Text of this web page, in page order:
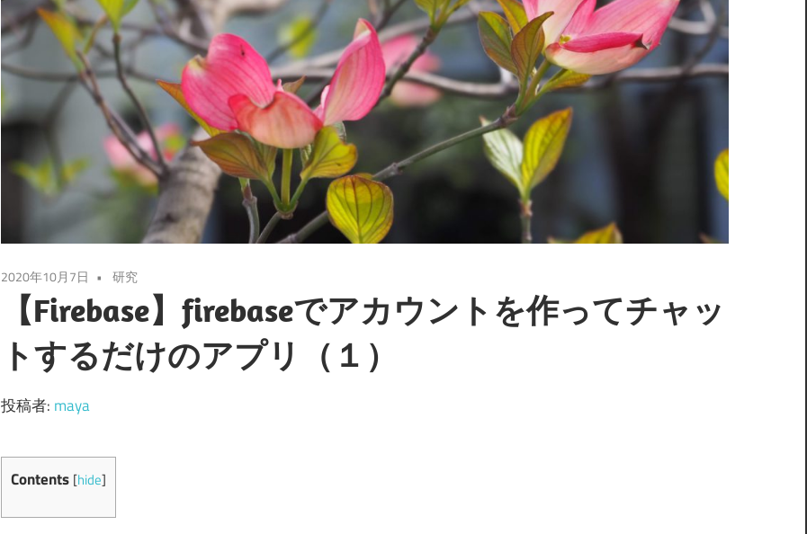
2020年10月7日 研究
【Firebase】firebaseでアカウントを作ってチャッ
トするだけのアプリ（１）
投稿者: maya
Contents [hide]